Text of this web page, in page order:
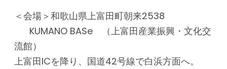
＜会場＞和歌山県上富田町朝来2538
KUMANO BASe （上富田産業振興・文化交
流館）
上富田ICを降り、国道42号線で白浜方面へ。